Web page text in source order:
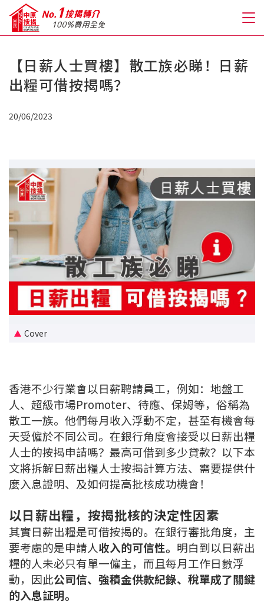
關於我們
免費開戶轉介服務
私人貸款
優惠禮遇
新盤優越按揭優惠
中原按揭標籤優惠
推薦齊齊友賞
按揭計算
轉按計算
置業預算
供款年期計算
工商舖按揭計算
印花稅計算
免費物業估價
下載中心
【日薪人士買樓】散工族必睇！日薪
出糧可借按揭嗎？
20/06/2023
Cover
香港不少行業會以日薪聘請員工，例如：地盤工
人、超級市場Promoter、待應、保姆等，俗稱為
散工一族。他們每月收入浮動不定，甚至有機會每
天受僱於不同公司。在銀行角度會接受以日薪出糧
人士的按揭申請嗎？最高可借到多少貸款？以下本
文將拆解日薪出糧人士按揭計算方法、需要提供什
麼入息證明、及如何提高批核成功機會！
以日薪出糧，按揭批核的決定性因素
其實日薪出糧是可借按揭的。在銀行審批角度，主
要考慮的是申請人收入的可信性。 明白到以日薪出
糧的人未必只有單一僱主，而且每月工作日數浮
動，因此公司信、強積金供款紀錄、稅單成了關鍵
的入息証明。